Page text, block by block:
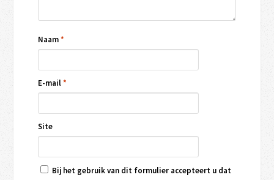
Naam*
E-mail*
Site
Bij het gebruik van dit formulier accepteert u dat